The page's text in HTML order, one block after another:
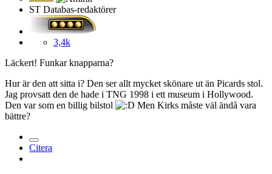
ST Databas-redaktörer
3,4k
Läckert! Funkar knapparna?
Hur är den att sitta i? Den ser allt mycket skönare ut än Picards stol.
Jag provsatt den de hade i TNG 1998 i ett museum i Hollywood.
Den var som en billig bilstol
Men Kirks måste väl ändå vara
bättre?
Citera